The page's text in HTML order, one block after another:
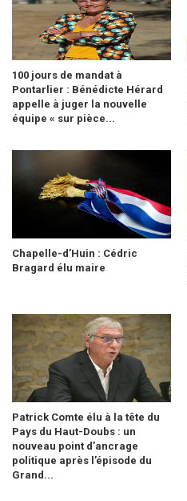
100 jours de mandat à
Pontarlier : Bénédicte Hérard
appelle à juger la nouvelle
équipe « sur pièce...
Chapelle-d’Huin : Cédric
Bragard élu maire
Patrick Comte élu à la tête du
Pays du Haut-Doubs : un
nouveau point d’ancrage
politique après l’épisode du
Grand...